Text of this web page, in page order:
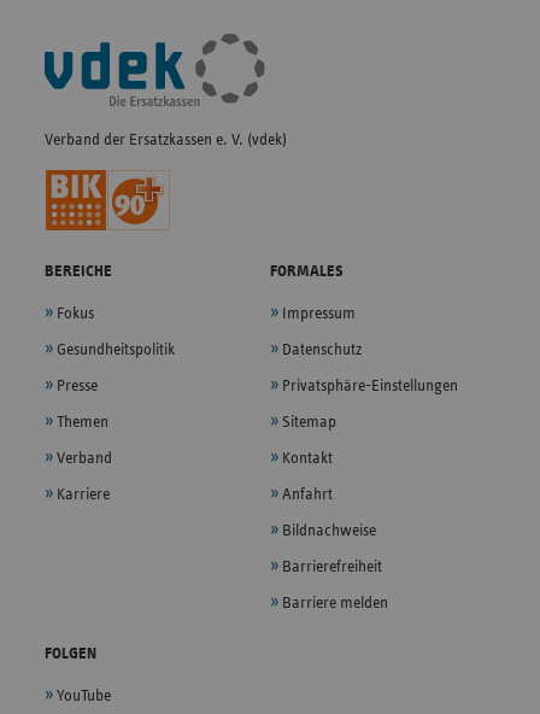
Fußleisten-
Navigation
Verband der Ersatzkassen e. V. (vdek)
BEREICHE
Fokus
Gesundheitspolitik
Presse
Themen
Verband
Karriere
FORMALES
Impressum
Datenschutz
Privatsphäre-Einstellungen
Sitemap
Kontakt
Anfahrt
Bildnachweise
Barrierefreiheit
Barriere melden
FOLGEN
YouTube